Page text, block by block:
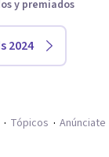
y premiados
2024
Tópicos Anúnciate